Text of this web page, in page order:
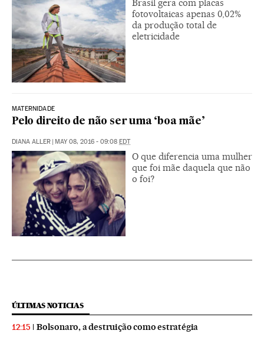
Brasil gera com placas
fotovoltaicas apenas 0,02%
da produção total de
eletricidade
MATERNIDADE
Pelo direito de não ser uma ‘boa mãe’
DIANA ALLER | MAY 08, 2016 - 09:08 EDT
O que diferencia uma mulher
que foi mãe daquela que não
o foi?
ÚLTIMAS NOTICIAS
12:15 Bolsonaro, a destruição como estratégia